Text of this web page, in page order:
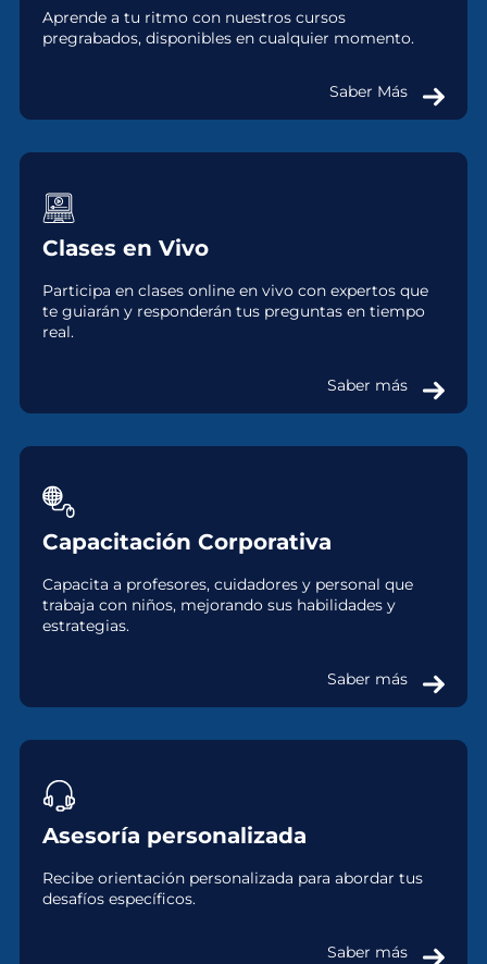
Aprende a tu ritmo con nuestros cursos
pregrabados, disponibles en cualquier momento.
Saber Más
Clases en Vivo
Participa en clases online en vivo con expertos que
te guiarán y responderán tus preguntas en tiempo
real.
Saber más
Capacitación Corporativa
Capacita a profesores, cuidadores y personal que
trabaja con niños, mejorando sus habilidades y
estrategias.
Saber más
Asesoría personalizada
Recibe orientación personalizada para abordar tus
desafíos específicos.
Saber más